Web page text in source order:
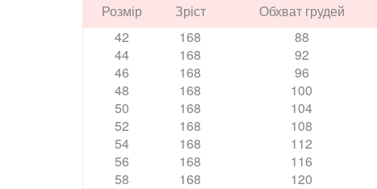
Розмір Зріст Обхват грудей
42
168 88
44
168 92
46
168 96
48
168 100
50
168 104
52
168 108
54
168 112
56
168 116
58
168 120